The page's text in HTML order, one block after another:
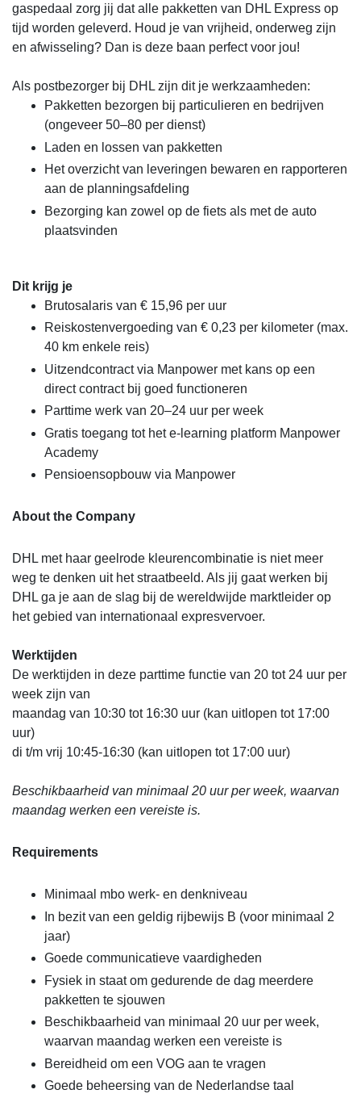
gaspedaal zorg jij dat alle pakketten van DHL Express op
tijd worden geleverd. Houd je van vrijheid, onderweg zijn
en afwisseling? Dan is deze baan perfect voor jou!
Als postbezorger bij DHL zijn dit je werkzaamheden:
Pakketten bezorgen bij particulieren en bedrijven
(ongeveer 50–80 per dienst)
Laden en lossen van pakketten
Het overzicht van leveringen bewaren en rapporteren
aan de planningsafdeling
Bezorging kan zowel op de fiets als met de auto
plaatsvinden
Dit krijg je
Brutosalaris van € 15,96 per uur
Reiskostenvergoeding van € 0,23 per kilometer (max.
40 km enkele reis)
Uitzendcontract via Manpower met kans op een
direct contract bij goed functioneren
Parttime werk van 20–24 uur per week
Gratis toegang tot het e-learning platform Manpower
Academy
Pensioensopbouw via Manpower
About the Company
DHL met haar geelrode kleurencombinatie is niet meer
weg te denken uit het straatbeeld. Als jij gaat werken bij
DHL ga je aan de slag bij de wereldwijde marktleider op
het gebied van internationaal expresvervoer.
Werktijden
De werktijden in deze parttime functie van 20 tot 24 uur per
week zijn van
maandag van 10:30 tot 16:30 uur (kan uitlopen tot 17:00
uur)
di t/m vrij 10:45-16:30 (kan uitlopen tot 17:00 uur)
Beschikbaarheid van minimaal 20 uur per week, waarvan
maandag werken een vereiste is.
Requirements
Minimaal mbo werk- en denkniveau
In bezit van een geldig rijbewijs B (voor minimaal 2
jaar)
Goede communicatieve vaardigheden
Fysiek in staat om gedurende de dag meerdere
pakketten te sjouwen
Beschikbaarheid van minimaal 20 uur per week,
waarvan maandag werken een vereiste is
Bereidheid om een VOG aan te vragen
Goede beheersing van de Nederlandse taal